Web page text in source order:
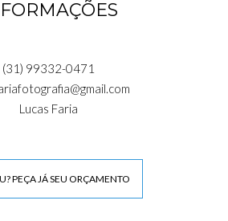
(31) 99332-0471
Lucas Faria
PEÇA JÁ SEU ORÇAMENTO